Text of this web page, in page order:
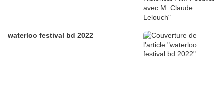
waterloo festival bd 2022